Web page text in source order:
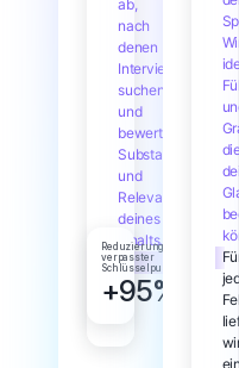
ab,
nach
denen
Interviewer
suchen,
und
bewertet
Substanz
und
Relevanz
deines
Inhalts.
Reduzierung
verpasster
Schlüsselpunkte
+95%